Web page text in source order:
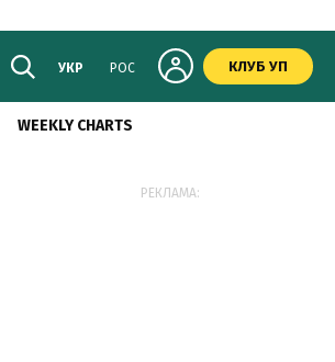
УКР РОС КЛУБ УП
WEEKLY CHARTS
РЕКЛАМА: